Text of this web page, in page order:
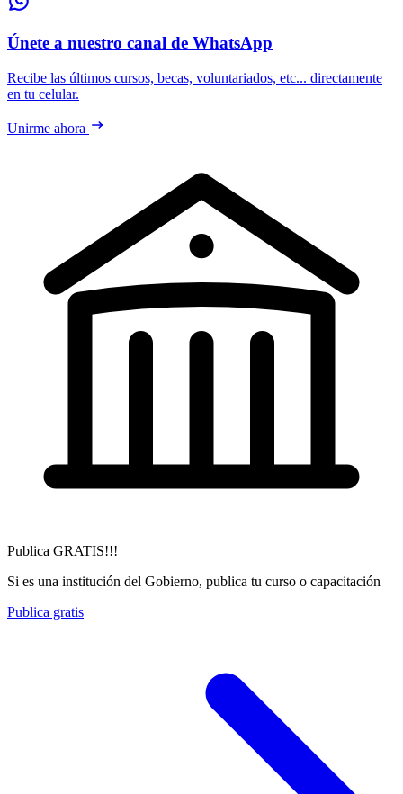
Únete a nuestro canal de WhatsApp
Recibe las últimos cursos, becas, voluntariados, etc... directamente
en tu celular.
Unirme ahora
Publica GRATIS!!!
Si es una institución del Gobierno, publica tu curso o capacitación
Publica gratis